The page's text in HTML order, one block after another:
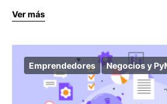
Ver más
Emprendedores Negocios y